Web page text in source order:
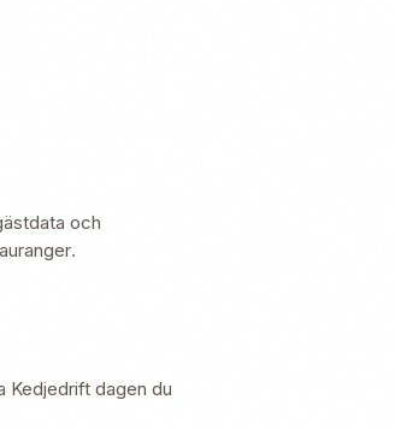
och
Kedjedrift dagen du